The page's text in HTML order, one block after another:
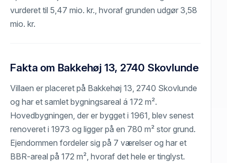
vurderet til 5,47 mio. kr., hvoraf grunden udgør 3,58
mio. kr.
Fakta om Bakkehøj 13, 2740 Skovlunde
Villaen er placeret på Bakkehøj 13, 2740 Skovlunde
og har et samlet bygningsareal á 172 m².
Hovedbygningen, der er bygget i 1961, blev senest
renoveret i 1973 og ligger på en 780 m² stor grund.
Ejendommen fordeler sig på 7 værelser og har et
BBR-areal på 172 m², hvoraf det hele er tinglyst.